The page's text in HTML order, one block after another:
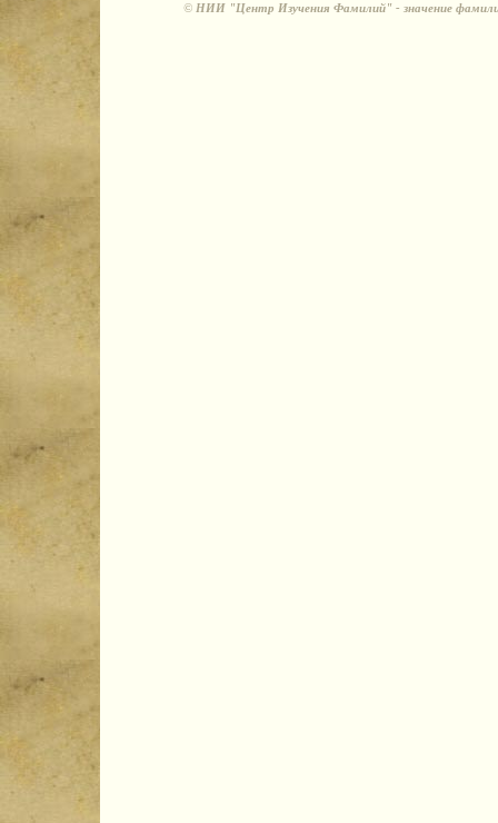
© НИИ "Центр Изучения Фамилий" - значение